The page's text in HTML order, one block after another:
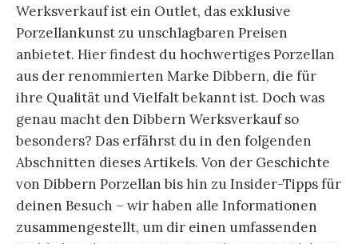
Werksverkauf ist ein Outlet, das exklusive
Porzellankunst zu unschlagbaren Preisen
anbietet. Hier findest du hochwertiges Porzellan
aus der renommierten Marke Dibbern, die für
ihre Qualität und Vielfalt bekannt ist. Doch was
genau macht den Dibbern Werksverkauf so
besonders? Das erfährst du in den folgenden
Abschnitten dieses Artikels. Von der Geschichte
von Dibbern Porzellan bis hin zu Insider-Tipps für
deinen Besuch – wir haben alle Informationen
zusammengestellt, um dir einen umfassenden